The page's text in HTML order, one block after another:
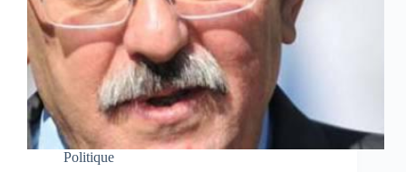
Politique